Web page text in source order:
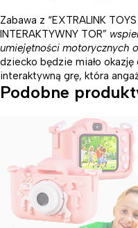
Zabawa z “EXTRALINK
INTERAKTYWNY TOR”
umiejętności motorycznych
dziecko będzie miało
interaktywną grę, która
Podobne